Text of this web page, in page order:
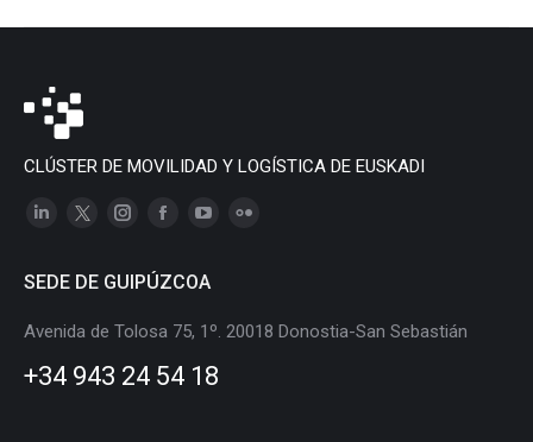
CLÚSTER DE MOVILIDAD Y LOGÍSTICA DE EUSKADI
Linkedin
opens
window
X
opens
window
Instagram
opens
in
window
opens
in
window
opens
in
window
in
SEDE DE GUIPÚZCOA
Avenida de Tolosa 75, 1º. 20018 Donostia-San Sebastián
+34 943 24 54 18